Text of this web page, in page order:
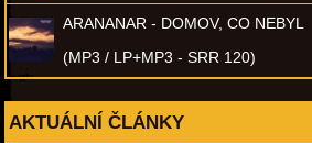
ARANANAR - DOMOV, CO NEBYL
(MP3 / LP+MP3 - SRR 120)
AKTUÁLNÍ ČLÁNKY